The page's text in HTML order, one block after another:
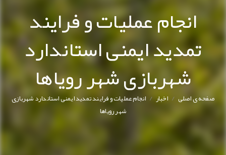
انجام عملیات و فرایند
تمدید ایمنی استاندارد
شهربازی شهر رویاها
صفحه ی اصلی/ اخبار/انجام عملیات و فرایند تمدید ایمنی استاندارد شهربازی
شهر رویاها